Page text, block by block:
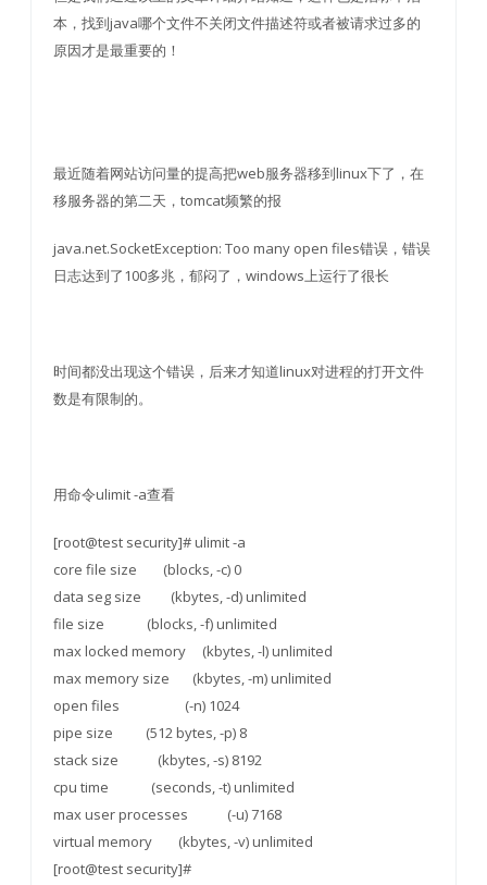
本，找到java哪个文件不关闭文件描述符或者被请求过多的
原因才是最重要的！
最近随着网站访问量的提高把web服务器移到linux下了，在
移服务器的第二天，tomcat频繁的报
java.net.SocketException: Too many open files错误，错误
日志达到了100多兆，郁闷了，windows上运行了很长
时间都没出现这个错误，后来才知道linux对进程的打开文件
数是有限制的。
用命令ulimit -a查看
[root@test security]# ulimit -a
core file size (blocks, -c) 0
data seg size (kbytes, -d) unlimited
file size (blocks, -f) unlimited
max locked memory (kbytes, -l) unlimited
max memory size (kbytes, -m) unlimited
open files (-n) 1024
pipe size (512 bytes, -p) 8
stack size (kbytes, -s) 8192
cpu time (seconds, -t) unlimited
max user processes (-u) 7168
virtual memory (kbytes, -v) unlimited
[root@test security]#